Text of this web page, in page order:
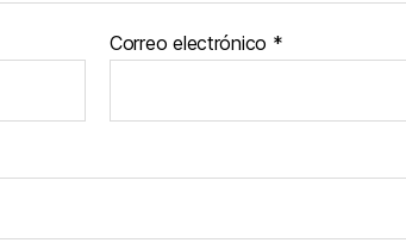
Correo electrónico *